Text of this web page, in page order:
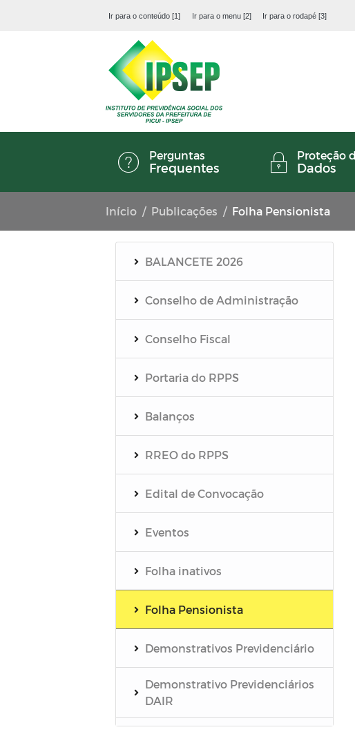
Ir para o conteúdo [1] Ir para o menu [2] Ir para o rodapé [3]
Perguntas
Frequentes
Proteção
Dados
Início Publicações Folha Pensionista
BALANCETE 2026
Conselho de Administração
Conselho Fiscal
Portaria do RPPS
Balanços
RREO do RPPS
Edital de Convocação
Eventos
Folha inativos
Folha Pensionista
Demonstrativos Previdenciário
Demonstrativo Previdenciários
DAIR